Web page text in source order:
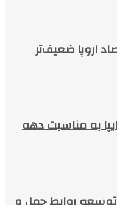
اروپا ضعیف‌تر
به‌ مناسبت دهه